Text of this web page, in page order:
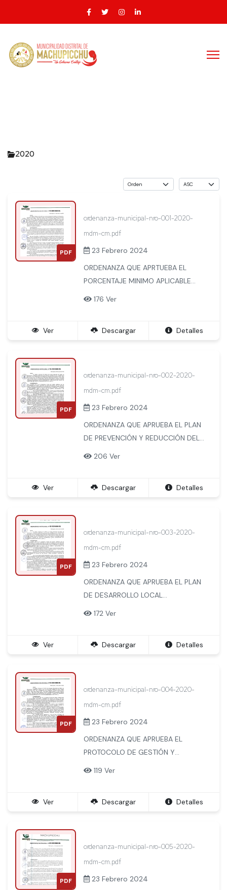
2020
PDF
ordenanza-municipal-nro-001-2020-
mdm-cm.pdf
23 Febrero 2024
ORDENANZA QUE APRTUEBA EL
PORCENTAJE MINIMO APLICABLE
ARBITRIOS MUNICIPALES, EL
PREDIAL PARA EL EJERCICIO FISCAL
2020. LA TASA DE INTERES
TRIBUTOS QUE ADMINISTRA LA
MUNICIPALIDAD DISTRITAL DE
MACHUPICCHU.
176 Ver
Ver Descargar Detalles
PDF
ordenanza-municipal-nro-002-2020-
mdm-cm.pdf
23 Febrero 2024
ORDENANZA QUE APRUEBA EL PLAN
DE PREVENCIÓN Y REDUCCIÓN DEL
206 Ver
Ver Descargar Detalles
PDF
ordenanza-municipal-nro-003-2020-
mdm-cm.pdf
23 Febrero 2024
ORDENANZA QUE APRUEBA EL PLAN
DE DESARROLLO LOCAL
172 Ver
Ver Descargar Detalles
PDF
ordenanza-municipal-nro-004-2020-
mdm-cm.pdf
23 Febrero 2024
ORDENANZA QUE APRUEBA EL
PROTOCOLO DE GESTIÓN Y
119 Ver
Ver Descargar Detalles
PDF
ordenanza-municipal-nro-005-2020-
mdm-cm.pdf
23 Febrero 2024